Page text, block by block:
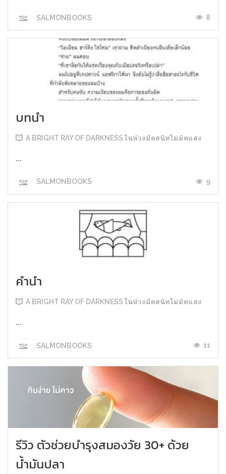
SALMONBOOKS 8
บทนำ
A BRIGHT RAY OF DARKNESS ในห้วงมืดสนิทไม่มิดแสง
...
SALMONBOOKS 9
คำนำ
A BRIGHT RAY OF DARKNESS ในห้วงมืดสนิทไม่มิดแสง
...
SALMONBOOKS 11
รีวิว ตัวช่วยบำรุงสมองวัย 30+ ด้วย
น้ำมันปลา